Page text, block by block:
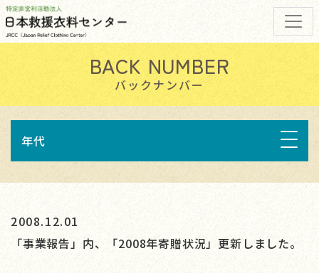
バックナンバー
年代
2008.12.01
「事業報告」内、「2008年寄贈状況」更新しました。